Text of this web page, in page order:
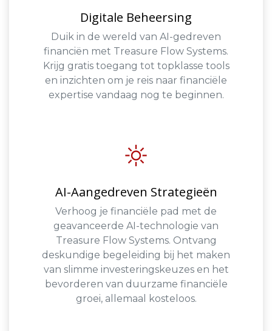
Digitale Beheersing
Duik in de wereld van AI-gedreven
financiën met Treasure Flow Systems.
Krijg gratis toegang tot topklasse tools
en inzichten om je reis naar financiële
expertise vandaag nog te beginnen.
AI-Aangedreven Strategieën
Verhoog je financiële pad met de
geavanceerde AI-technologie van
Treasure Flow Systems. Ontvang
deskundige begeleiding bij het maken
van slimme investeringskeuzes en het
bevorderen van duurzame financiële
groei, allemaal kosteloos.